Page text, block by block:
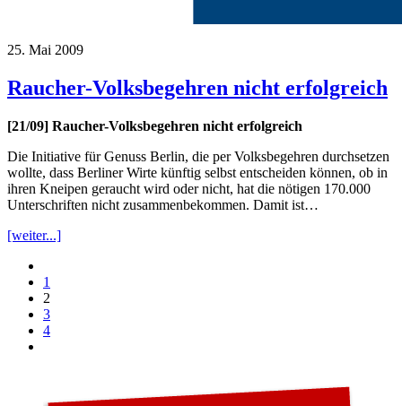
25. Mai 2009
Raucher-Volksbegehren nicht erfolgreich
[21/09] Raucher-Volksbegehren nicht erfolgreich
Die Initiative für Genuss Berlin, die per Volksbegehren durchsetzen
wollte, dass Berliner Wirte künftig selbst entscheiden können, ob in
ihren Kneipen geraucht wird oder nicht, hat die nötigen 170.000
Unterschriften nicht zusammenbekommen. Damit ist…
[weiter...]
1
2
3
4